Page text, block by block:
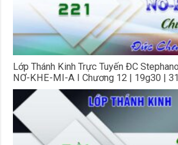
Lớp Thánh Kinh Trực Tuyến ĐC
NƠ-KHE-MI-A I Chương 12 | 19g30 |